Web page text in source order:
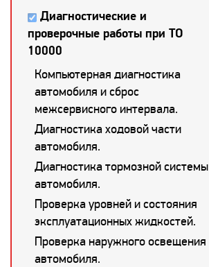
Диагностические и
проверочные работы при ТО
10000
Компьютерная диагностика
автомобиля и сброс
межсервисного интервала.
Диагностика ходовой части
автомобиля.
Диагностика тормозной системы
автомобиля.
Проверка уровней и состояния
эксплуатационных жидкостей.
Проверка наружного освещения
автомобиля.